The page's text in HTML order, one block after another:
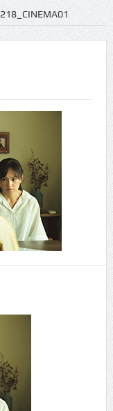
218_CINEMA01